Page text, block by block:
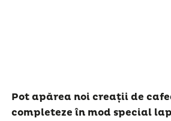
Pot apărea noi creații de
completeze în mod special